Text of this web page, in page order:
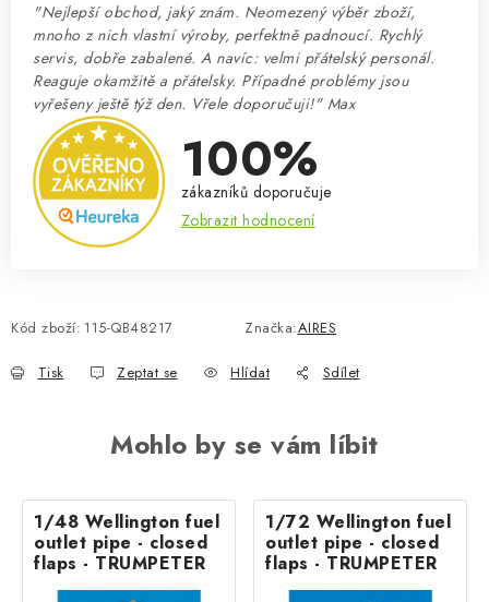
"Nejlepší obchod, jaký znám. Neomezený výběr zboží,
mnoho z nich vlastní výroby, perfektně padnoucí. Rychlý
servis, dobře zabalené. A navíc: velmi přátelský personál.
Reaguje okamžitě a přátelsky. Případné problémy jsou
vyřešeny ještě týž den. Vřele doporučuji!" Max
100%
zákazníků doporučuje
Zobrazit hodnocení
Kód zboží: 115-QB48217 Značka:AIRES
Tisk Zeptat se Hlídat Sdílet
Mohlo by se vám líbit
1/48 Wellington fuel
outlet pipe - closed
flaps - TRUMPETER
1/72 Wellington fuel
outlet pipe - closed
flaps - TRUMPETER